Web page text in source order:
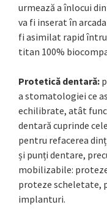
urmează a înlocui
va fi inserat în
fi asimilat rapid
titan 100%
Protetică dentară:
a stomatologiei ce
echilibrate, atât
dentară cuprinde
pentru refacerea
și punți dentare,
mobilizabile:
proteze scheletate,
implanturi.